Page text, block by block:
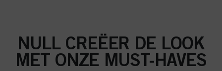
NULL CREËER DE LOOK
MET ONZE MUST-HAVES